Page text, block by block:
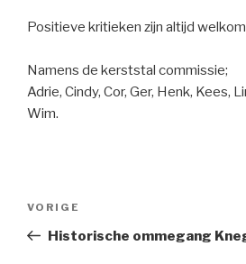
Positieve kritieken zijn altijd welkom
Namens de kerststal commissie;
Adrie, Cindy, Cor, Ger, Henk, Kees,
Wim.
Vorig
bericht
VORIGE
Historische ommegang